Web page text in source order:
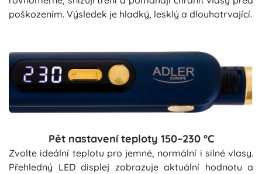
poškozením. Výsledek je hladký, lesklý a dlouhotrvající.
Pět nastavení teploty 150–230 °C
Zvolte ideální teplotu pro jemné, normální i silné vlasy.
Přehledný LED displej zobrazuje aktuální hodnotu a